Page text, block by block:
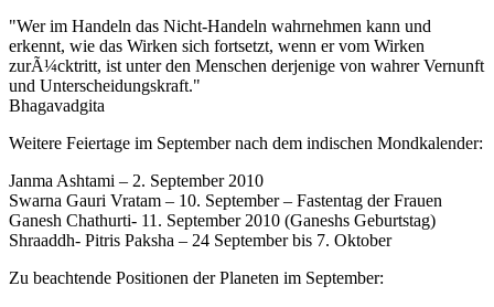
"Wer im Handeln das Nicht-Handeln wahrnehmen kann und
erkennt, wie das Wirken sich fortsetzt, wenn er vom Wirken
zurÃ¼cktritt, ist unter den Menschen derjenige von wahrer Vernunft
und Unterscheidungskraft."
Bhagavadgita
Weitere Feiertage im September nach dem indischen Mondkalender:
Janma Ashtami – 2. September 2010
Swarna Gauri Vratam – 10. September – Fastentag der Frauen
Ganesh Chathurti- 11. September 2010 (Ganeshs Geburtstag)
Shraaddh- Pitris Paksha – 24 September bis 7. Oktober
Zu beachtende Positionen der Planeten im September: